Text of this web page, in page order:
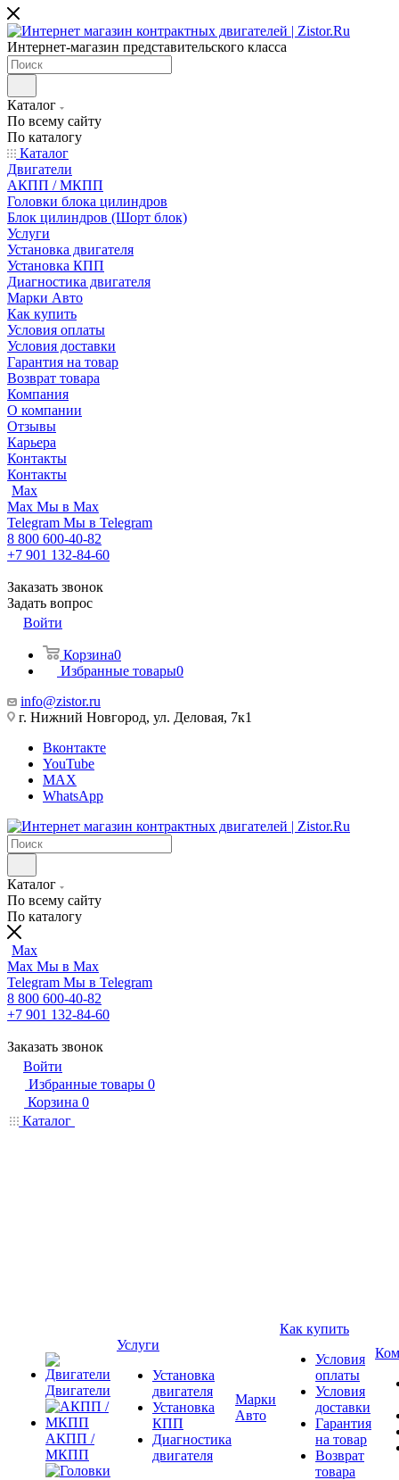
Интернет-магазин представительского класса
Каталог
По всему сайту
По каталогу
Каталог
Двигатели
АКПП / МКПП
Головки блока цилиндров
Блок цилиндров (Шорт блок)
Услуги
Установка двигателя
Установка КПП
Диагностика двигателя
Марки Авто
Как купить
Условия оплаты
Условия доставки
Гарантия на товар
Возврат товара
Компания
О компании
Отзывы
Карьера
Контакты
Контакты
Max
Max Мы в Max
Telegram Мы в Telegram
8 800 600-40-82
+7 901 132-84-60
Заказать звонок
Задать вопрос
Войти
Корзина0
Избранные товары0
info@zistor.ru
г. Нижний Новгород, ул. Деловая, 7к1
Вконтакте
YouTube
MAX
WhatsApp
Каталог
По всему сайту
По каталогу
Max
Max Мы в Max
Telegram Мы в Telegram
8 800 600-40-82
+7 901 132-84-60
Заказать звонок
Войти
Избранные товары 0
Корзина 0
Каталог
Двигатели
АКПП /
МКПП
Услуги
Установка
двигателя
Установка
КПП
Диагностика
двигателя
Марки
Авто
Как купить
Условия
оплаты
Условия
доставки
Гарантия
на товар
Возврат
товара